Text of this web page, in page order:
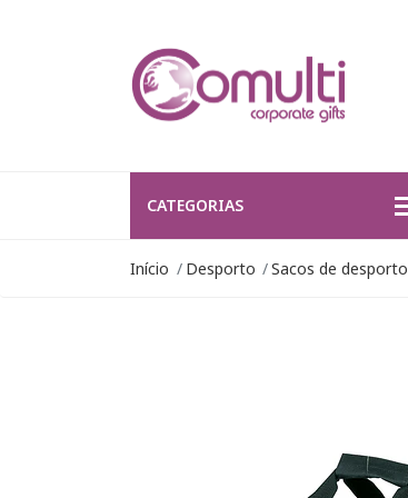
CATEGORIAS
Início Desporto Sacos de desporto